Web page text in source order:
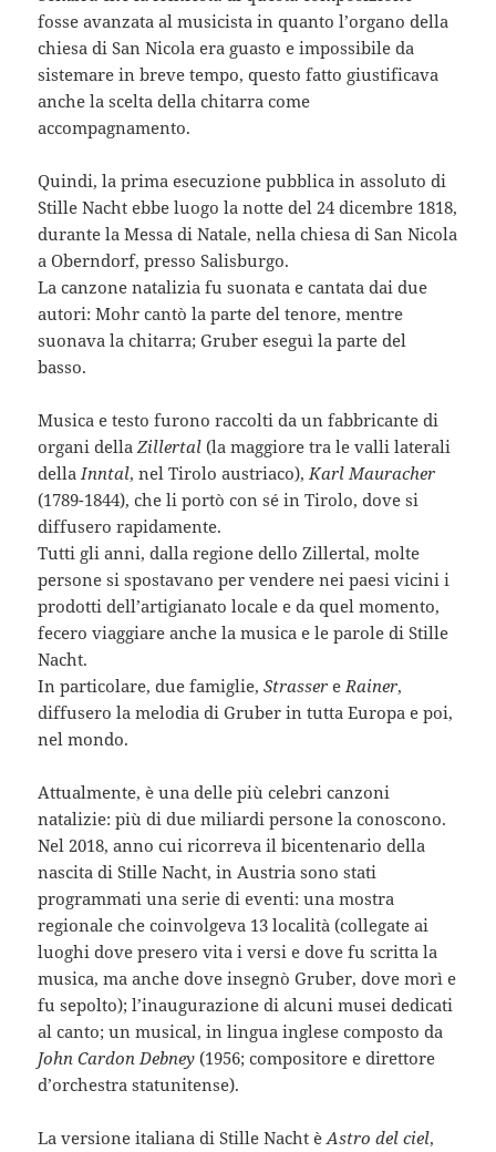
fosse avanzata al musicista in quanto l’organo della
chiesa di San Nicola era guasto e impossibile da
sistemare in breve tempo, questo fatto giustificava
anche la scelta della chitarra come
accompagnamento.
Quindi, la prima esecuzione pubblica in assoluto di
Stille Nacht ebbe luogo la notte del 24 dicembre 1818,
durante la Messa di Natale, nella chiesa di San Nicola
a Oberndorf, presso Salisburgo.
La canzone natalizia fu suonata e cantata dai due
autori: Mohr cantò la parte del tenore, mentre
suonava la chitarra; Gruber eseguì la parte del
basso.
Musica e testo furono raccolti da un fabbricante di
organi dellaZillertal(la maggiore tra le valli laterali
della Inntal, nel Tirolo austriaco), Karl Mauracher
(1789-1844), che li portò con sé in Tirolo, dove si
diffusero rapidamente.
Tutti gli anni, dalla regione dello Zillertal, molte
persone si spostavano per vendere nei paesi vicini i
prodotti dell’artigianato locale e da quel momento,
fecero viaggiare anche la musica e le parole di Stille
Nacht.
In particolare, due famiglie,Strassere Rainer,
diffusero la melodia di Gruber in tutta Europa e poi,
nel mondo.
Attualmente, è una delle più celebri canzoni
natalizie: più di due miliardi persone la conoscono.
Nel 2018, anno cui ricorreva il bicentenario della
nascita di Stille Nacht, in Austria sono stati
programmati una serie di eventi: una mostra
regionale che coinvolgeva 13 località (collegate ai
luoghi dove presero vita i versi e dove fu scritta la
musica, ma anche dove insegnò Gruber, dove morì e
fu sepolto); l’inaugurazione di alcuni musei dedicati
al canto; un musical, in lingua inglese composto da
John Cardon Debney (1956; compositore e direttore
d’orchestra statunitense).
La versione italiana di Stille Nacht èAstro del ciel,